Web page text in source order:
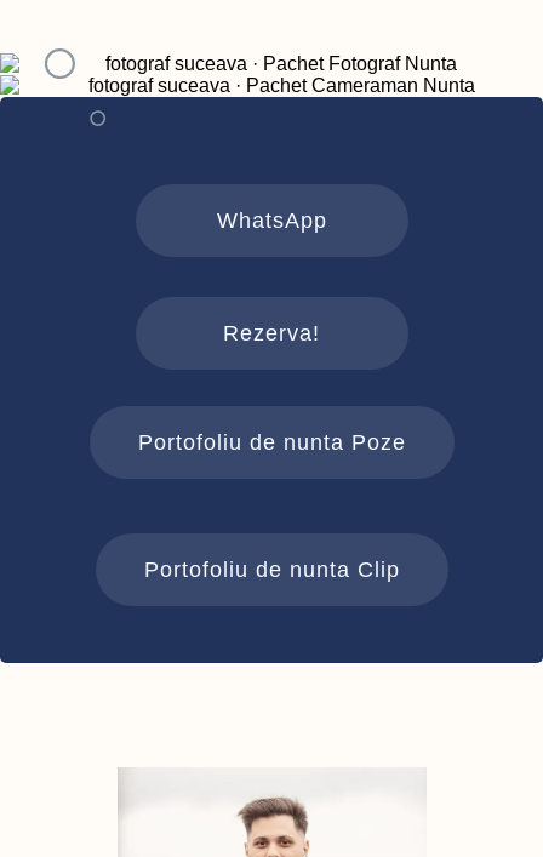
WhatsApp
Rezerva!
Portofoliu de nunta Poze
Portofoliu de nunta Clip